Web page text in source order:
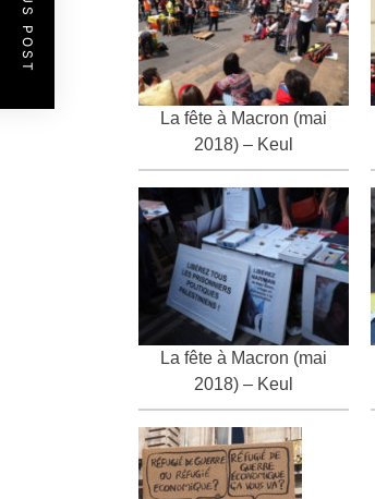
La fête à Macron (mai
2018) – Keul
La fête à Macron (mai
2018) – Keul